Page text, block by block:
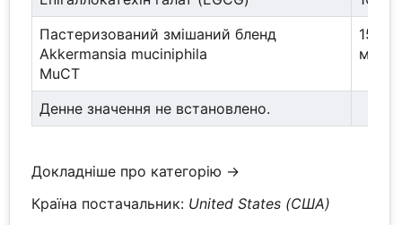
Пастеризований змішаний бленд
Akkermansia muciniphila
MuCT
150
Денне значення не встановлено.
Докладніше про категорію →
Країна постачальник: United States (США)